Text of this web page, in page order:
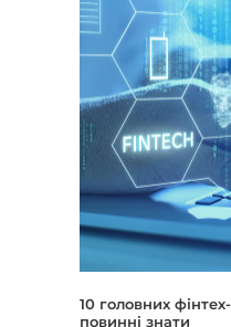
10 головних
повинні знати